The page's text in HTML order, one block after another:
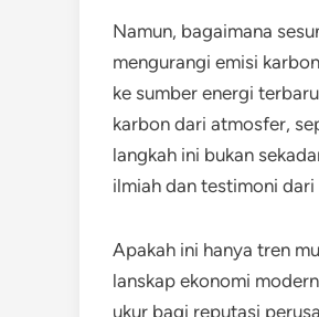
Namun, bagaimana
mengurangi emisi
ke sumber energi
karbon dari atmosfer,
langkah ini bukan
ilmiah dan testimoni
Apakah ini hanya tren
lanskap ekonomi
ukur bagi reputasi